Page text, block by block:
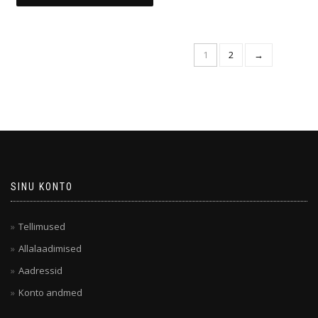
1 2 →
SINU KONTO
Tellimused
Allalaadimised
Aadressid
Konto andmed